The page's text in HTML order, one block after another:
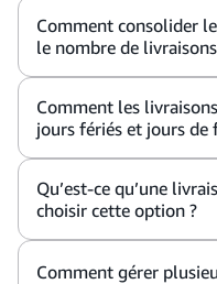
Comment consolider
le nombre de
Comment les
jours fériés et jours de
Qu’est-ce qu’une
choisir cette option ?
Comment gérer